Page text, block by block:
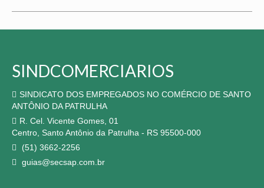
SINDCOMERCIARIOS
SINDICATO DOS EMPREGADOS NO COMÉRCIO DE SANTO
ANTÔNIO DA PATRULHA
R. Cel. Vicente Gomes, 01
Centro, Santo Antônio da Patrulha - RS 95500-000
(51) 3662-2256
guias@secsap.com.br